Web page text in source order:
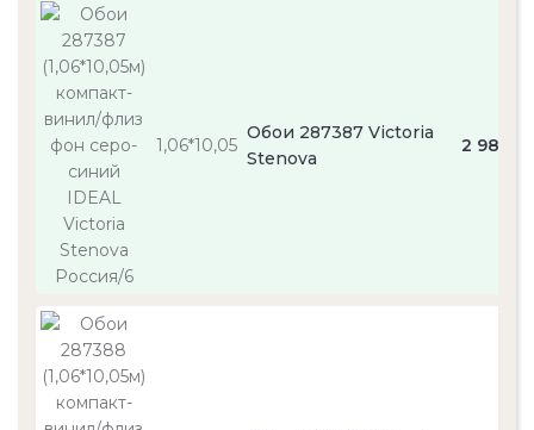
1,06*10,05
Обои 287387 Victoria
Stenova
2 980